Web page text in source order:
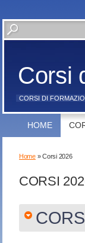
Corsi
CORSI DI
HOME
Home» Corsi 2026
CORSI